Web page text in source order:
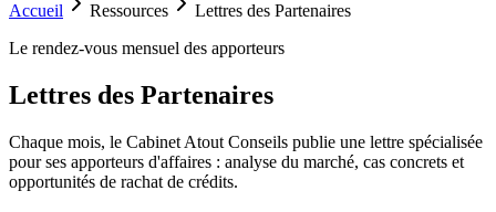
Accueil Ressources
Lettres des Partenaires
Le rendez-vous mensuel des apporteurs
Lettres des Partenaires
Chaque mois, le Cabinet Atout Conseils publie une lettre spécialisée
pour ses apporteurs d'affaires : analyse du marché, cas concrets et
opportunités de rachat de crédits.